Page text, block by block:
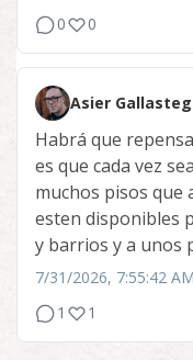
0
0
Asier
Habrá que
es que cada vez
muchos pisos que
esten disponibles
y barrios y a unos
7/31/2026, 7:55:42 AM
1
1